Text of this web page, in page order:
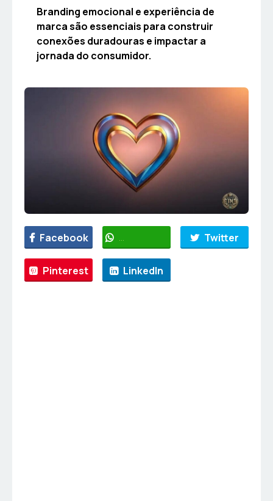
Branding emocional e experiência de
marca são essenciais para construir
conexões duradouras e impactar a
jornada do consumidor.
Facebook WhatsApp Twitter
Pinterest LinkedIn